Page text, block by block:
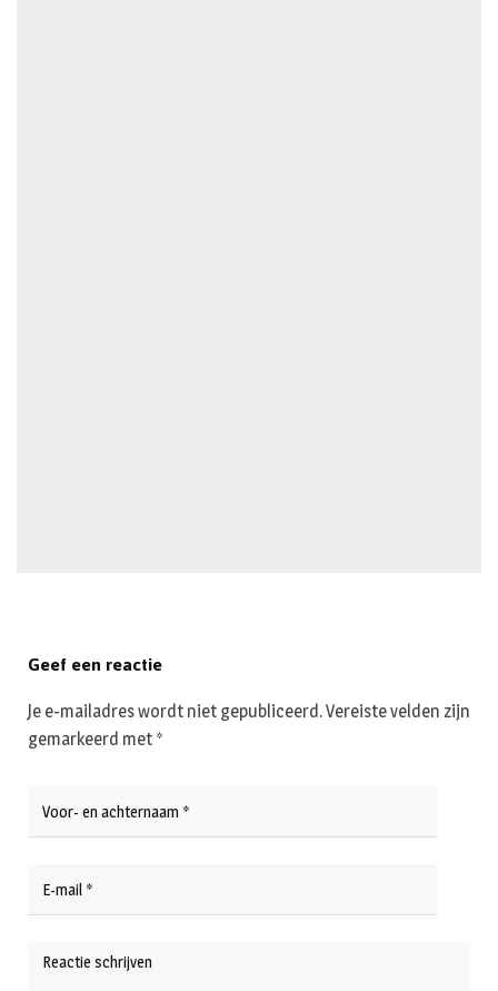
Geef een reactie
Je e-mailadres wordt niet gepubliceerd.Vereiste velden zijn
gemarkeerd met *